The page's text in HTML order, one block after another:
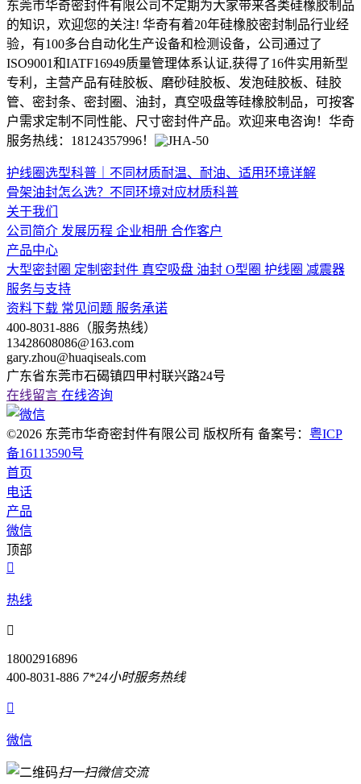
东莞市华奇密封件有限公司不定期为大家带来各类硅橡胶制品
的知识，欢迎您的关注! 华奇有着20年硅橡胶密封制品行业经
验，有100多台自动化生产设备和检测设备，公司通过了
ISO9001和IATF16949质量管理体系认证,获得了16件实用新型
专利，主营产品有硅胶板、磨砂硅胶板、发泡硅胶板、硅胶
管、密封条、密封圈、油封，真空吸盘等硅橡胶制品，可按客
户需求定制不同性能、尺寸密封件产品。欢迎来电咨询！华奇
服务热线：18124357996！
护线圈选型科普｜不同材质耐温、耐油、适用环境详解
骨架油封怎么选？不同环境对应材质科普
关于我们
公司简介 发展历程 企业相册 合作客户
产品中心
大型密封圈 定制密封件 真空吸盘 油封 O型圈 护线圈 减震器
服务与支持
资料下载 常见问题 服务承诺
400-8031-886（服务热线）
13428608086@163.com
gary.zhou@huaqiseals.com
广东省东莞市石碣镇四甲村联兴路24号
在线留言 在线咨询
©2026 东莞市华奇密封件有限公司 版权所有 备案号： 粤ICP
备16113590号
首页
电话
产品
微信
顶部

热线

18002916896
400-8031-886 7*24小时服务热线

微信
扫一扫微信交流